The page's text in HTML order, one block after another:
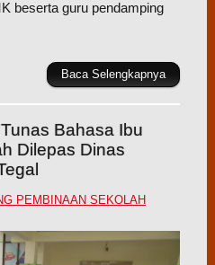
beserta guru pendamping
Baca Selengkapnya
Bahasa Ibu
Dilepas Dinas
PEMBINAAN SEKOLAH